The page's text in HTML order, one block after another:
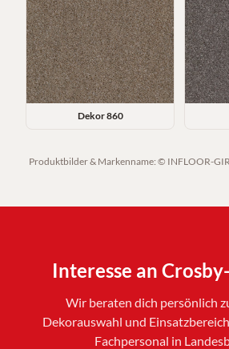
Dekor860
Produktbilder & Markenname: © INFLOOR-
Interesse an
Wir beraten dich persönlich
Dekorauswahl und
Fachpersonal in